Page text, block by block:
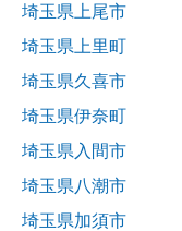
埼玉県上尾市
埼玉県上里町
埼玉県久喜市
埼玉県伊奈町
埼玉県入間市
埼玉県八潮市
埼玉県加須市